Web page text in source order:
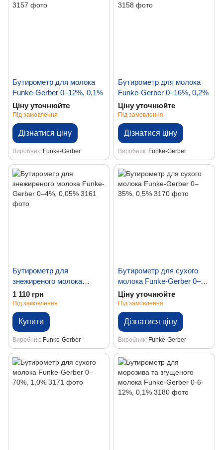
Бутирометр для молока
Funke-Gerber 0–12%, 0,1%
Ціну уточнюйте
Під замовлення
Дізнатися ціну
Виробник Funke-Gerber
Бутирометр для молока
Funke-Gerber 0–16%, 0,2%
Ціну уточнюйте
Під замовлення
Дізнатися ціну
Виробник Funke-Gerber
Бутирометр для
знежиреного молока
Funke-Gerber 0–4%, 0,05%
1 110 грн
Під замовлення
Купити
Виробник Funke-Gerber
Бутирометр для сухого
молока Funke-Gerber 0–
35%, 0,5%
Ціну уточнюйте
Під замовлення
Дізнатися ціну
Виробник Funke-Gerber